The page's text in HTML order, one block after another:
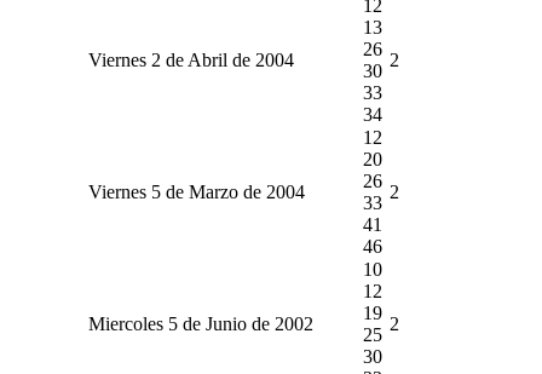
Viernes 2 de Abril de 2004
12
13
26
30
33
34
2
Viernes 5 de Marzo de 2004
12
20
26
33
41
46
2
Miercoles 5 de Junio de 2002
10
12
19
25
30
2